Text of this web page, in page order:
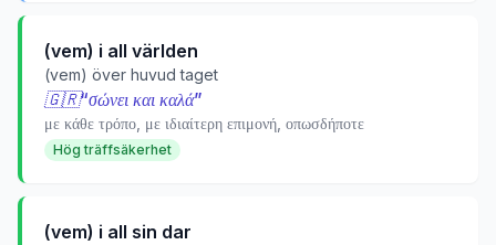
(vem) i all världen
(vem) över huvud taget
🇬🇷“σώνει και καλά”
με κάθε τρόπο, με ιδιαίτερη επιμονή, οπωσδήποτε
Hög träffsäkerhet
(vem) i all sin dar